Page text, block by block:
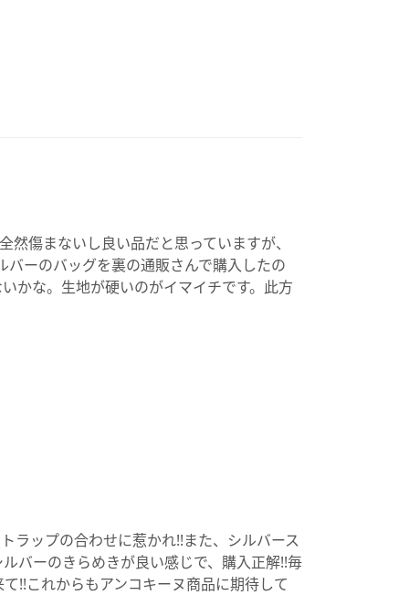
傷まないし良い品だと思っていますが、
ーのバッグを裏の通販さんで購入したの
かな。生地が硬いのがイマイチです。此方
ラップの合わせに惹かれ!!また、シルバース
バーのきらめきが良い感じで、購入正解!!毎
!!これからもアンコキーヌ商品に期待して